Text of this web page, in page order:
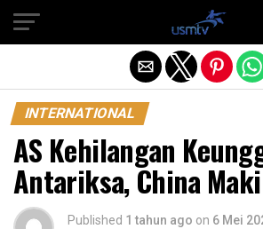
INTERNATIONAL
AS Kehilangan
Antariksa, China
Published 1 tahun ago on 6 Mei
Exit mobile version